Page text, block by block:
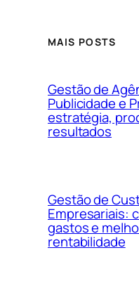
MAIS POSTS
Gestão de
Publicidade e
estratégia,
resultados
Gestão de
Empresariais:
gastos e
rentabilidade